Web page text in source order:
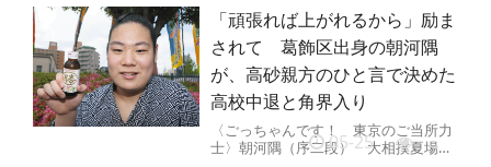
「頑張れば上がれるから」励ま
されて 葛飾区出身の朝河隅
が、高砂親方のひと言で決めた
高校中退と角界入り
〈ごっちゃんです！ 東京のご当所力
士〉朝河隅（序二段） 大相撲夏場所
05-25